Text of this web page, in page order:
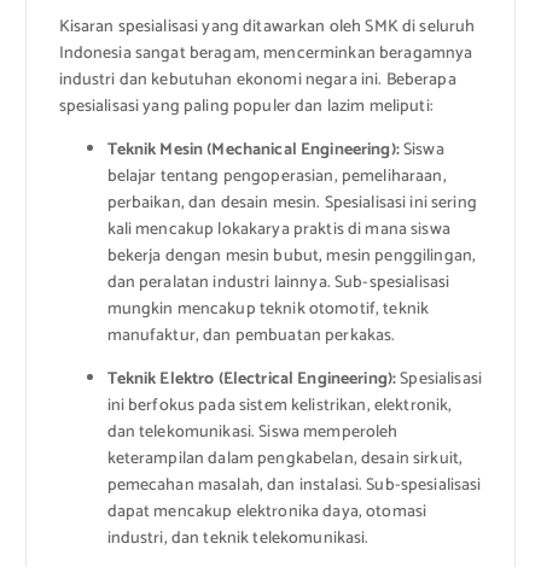
Kisaran spesialisasi yang ditawarkan oleh SMK di seluruh
Indonesia sangat beragam, mencerminkan beragamnya
industri dan kebutuhan ekonomi negara ini. Beberapa
spesialisasi yang paling populer dan lazim meliputi:
Teknik Mesin (Mechanical Engineering):Siswa
belajar tentang pengoperasian, pemeliharaan,
perbaikan, dan desain mesin. Spesialisasi ini sering
kali mencakup lokakarya praktis di mana siswa
bekerja dengan mesin bubut, mesin penggilingan,
dan peralatan industri lainnya. Sub-spesialisasi
mungkin mencakup teknik otomotif, teknik
manufaktur, dan pembuatan perkakas.
Teknik Elektro (Electrical Engineering):Spesialisasi
ini berfokus pada sistem kelistrikan, elektronik,
dan telekomunikasi. Siswa memperoleh
keterampilan dalam pengkabelan, desain sirkuit,
pemecahan masalah, dan instalasi. Sub-spesialisasi
dapat mencakup elektronika daya, otomasi
industri, dan teknik telekomunikasi.